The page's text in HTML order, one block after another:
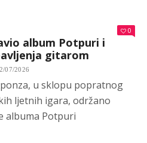
0
album Potpuri i
gitarom
07/2026
u sklopu popratnog
ljetnih igara, održano
albuma Potpuri